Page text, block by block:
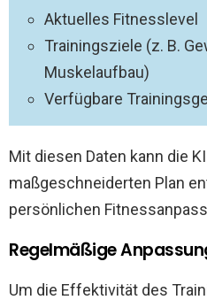
Aktuelles Fitnesslevel
Trainingsziele (z. B.
Muskelaufbau)
Verfügbare
Mit diesen Daten kann die
maßgeschneiderten Plan
persönlichen
Regelmäßige
Um die Effektivität des